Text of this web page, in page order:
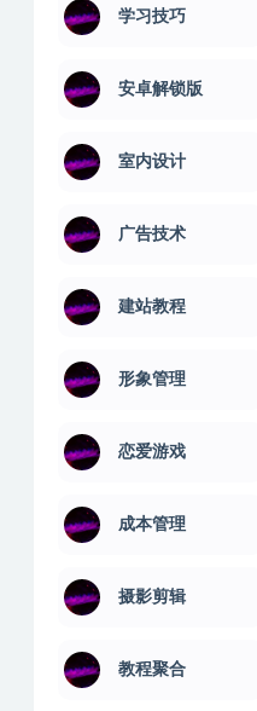
学习技巧
安卓解锁版
室内设计
广告技术
建站教程
形象管理
恋爱游戏
成本管理
摄影剪辑
教程聚合